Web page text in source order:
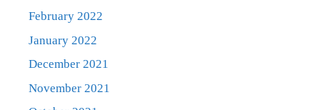
February 2022
January 2022
December 2021
November 2021